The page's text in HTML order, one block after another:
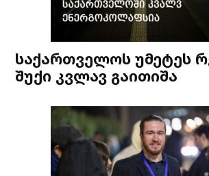
საქართველოს უმეტეს
შუქი კვლავ გაითიშა